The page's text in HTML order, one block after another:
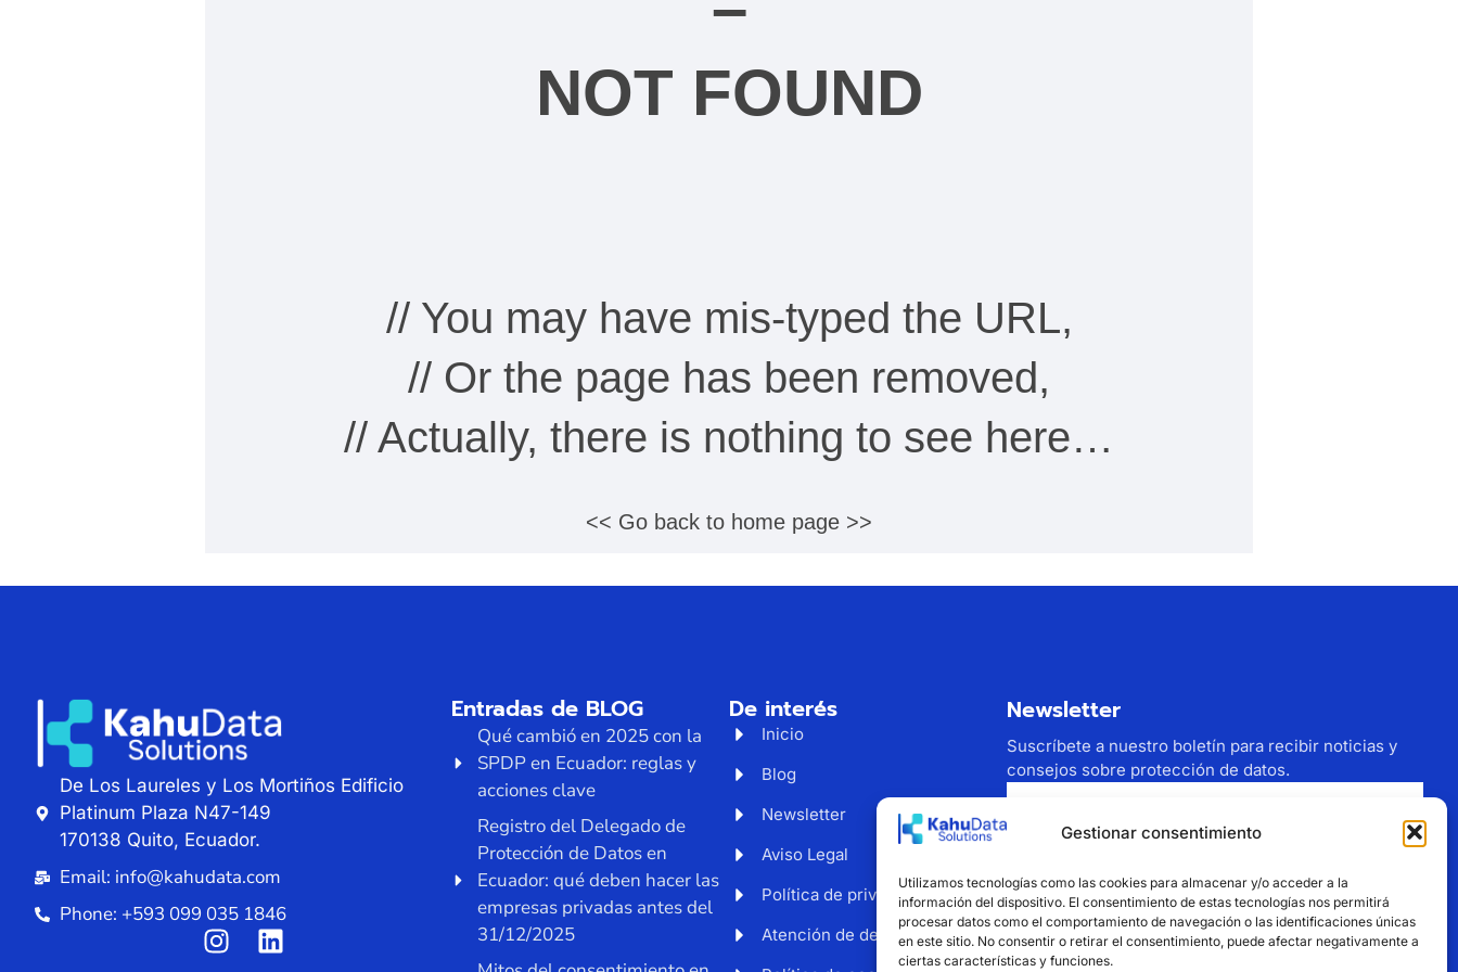
Gestionar consentimiento
Utilizamos tecnologías como las cookies para almacenar y/o acceder a la
información del dispositivo. El consentimiento de estas tecnologías nos permitirá
procesar datos como el comportamiento de navegación o las identificaciones únicas
en este sitio. No consentir o retirar el consentimiento, puede afectar negativamente a
ciertas características y funciones.
NOT FOUND
// You may have mis-typed the URL,
// Or the page has been removed,
// Actually, there is nothing to see here…
<< Go back to home page >>
De Los Laureles y Los Mortiños Edificio
Platinum Plaza N47-149
170138 Quito, Ecuador.
Email: info@kahudata.com
Phone: +593 099 035 1846
Entradas de BLOG
Qué cambió en 2025 con la
SPDP en Ecuador: reglas y
acciones clave
Registro del Delegado de
Protección de Datos en
Ecuador: qué deben hacer las
empresas privadas antes del
31/12/2025
De interés
Inicio
Blog
Newsletter
Aviso Legal
Política de privacidad
Atención de derechos
Newsletter
Suscríbete a nuestro boletín para recibir noticias y
consejos sobre protección de datos.
correo electrónico
Suscribirse